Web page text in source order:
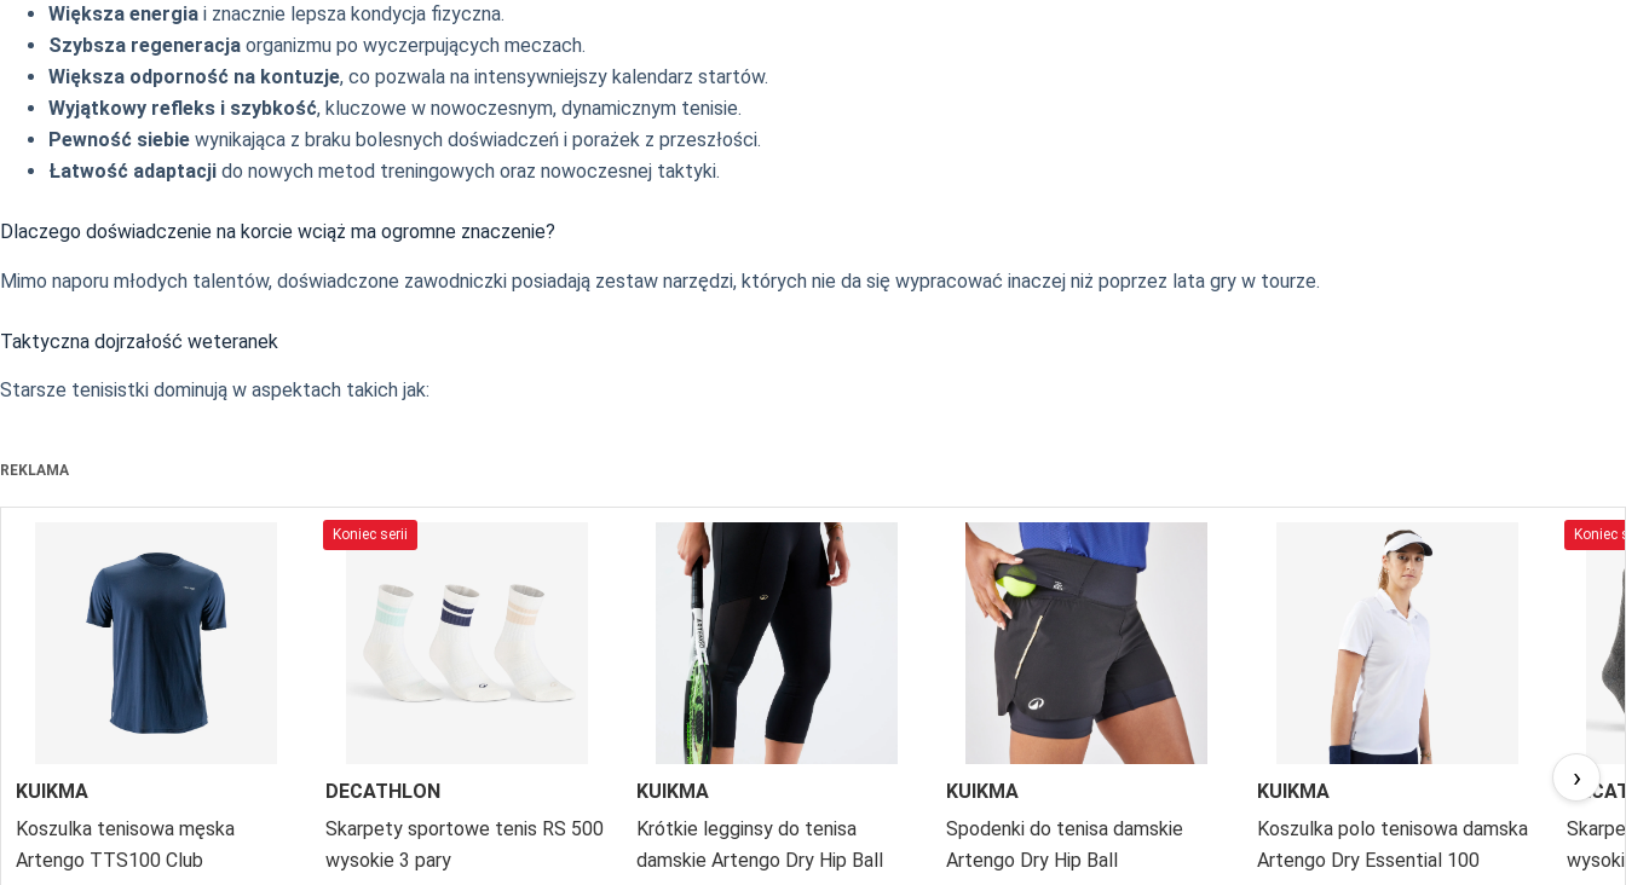
Większa energia i znacznie lepsza kondycja fizyczna.
Szybsza regeneracja organizmu po wyczerpujących meczach.
Większa odporność na kontuzje, co pozwala na intensywniejszy kalendarz startów.
Wyjątkowy refleks i szybkość, kluczowe w nowoczesnym, dynamicznym tenisie.
Pewność siebie wynikająca z braku bolesnych doświadczeń i porażek z przeszłości.
Łatwość adaptacji do nowych metod treningowych oraz nowoczesnej taktyki.
Dlaczego doświadczenie na korcie wciąż ma ogromne znaczenie?
Mimo naporu młodych talentów, doświadczone zawodniczki posiadają zestaw narzędzi, których nie da się wypracować inaczej niż poprzez lata gry w tourze.
Taktyczna dojrzałość weteranek
Starsze tenisistki dominują w aspektach takich jak:
REKLAMA
KUIKMA
Koszulka tenisowa męska
Artengo TTS100 Club
Koniec serii
DECATHLON
Skarpety sportowe tenis RS 500
wysokie 3 pary
KUIKMA
Krótkie legginsy do tenisa
damskie Artengo Dry Hip Ball
KUIKMA
Spodenki do tenisa damskie
Artengo Dry Hip Ball
KUIKMA
Koszulka polo tenisowa damska
Artengo Dry Essential 100
Koniec
›